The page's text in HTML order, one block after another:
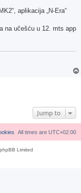
aplikacija „N-Era“
na učešću u 12. mts app
Jump to
All times are UTC+02:00
Limited